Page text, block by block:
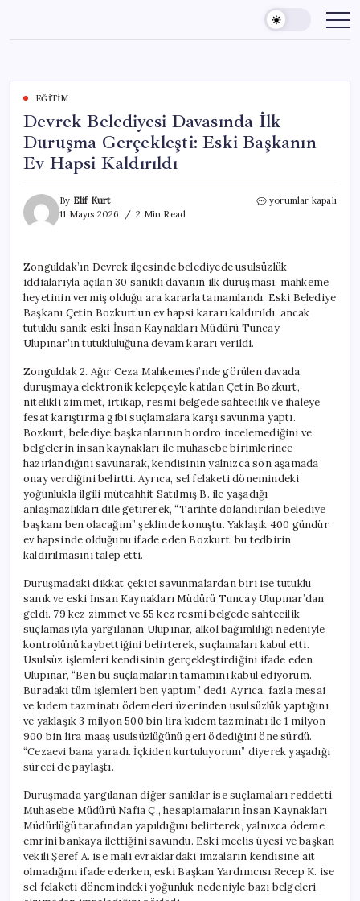
content
EĞITIM
Devrek Belediyesi Davasında İlk
Duruşma Gerçekleşti: Eski Başkanın
Ev Hapsi Kaldırıldı
By Elif Kurt
11 Mayıs 2026
2 Min Read
Devrek
Gerçekleşti:
Eski
Başkanın
Ev
Kaldırıldı
yorumlar kapalı
Zonguldak’ın Devrek ilçesinde belediyede usulsüzlük
iddialarıyla açılan 30 sanıklı davanın ilk duruşması, mahkeme
heyetinin vermiş olduğu ara kararla tamamlandı. Eski Belediye
Başkanı Çetin Bozkurt’un ev hapsi kararı kaldırıldı, ancak
tutuklu sanık eski İnsan Kaynakları Müdürü Tuncay
Ulupınar’ın tutukluluğuna devam kararı verildi.
Zonguldak 2. Ağır Ceza Mahkemesi’nde görülen davada,
duruşmaya elektronik kelepçeyle katılan Çetin Bozkurt,
nitelikli zimmet, irtikap, resmi belgede sahtecilik ve ihaleye
fesat karıştırma gibi suçlamalara karşı savunma yaptı.
Bozkurt, belediye başkanlarının bordro incelemediğini ve
belgelerin insan kaynakları ile muhasebe birimlerince
hazırlandığını savunarak, kendisinin yalnızca son aşamada
onay verdiğini belirtti. Ayrıca, sel felaketi dönemindeki
yoğunlukla ilgili müteahhit Satılmış B. ile yaşadığı
anlaşmazlıkları dile getirerek, “Tarihte dolandırılan belediye
başkanı ben olacağım” şeklinde konuştu. Yaklaşık 400 gündür
ev hapsinde olduğunu ifade eden Bozkurt, bu tedbirin
kaldırılmasını talep etti.
Duruşmadaki dikkat çekici savunmalardan biri ise tutuklu
sanık ve eski İnsan Kaynakları Müdürü Tuncay Ulupınar’dan
geldi. 79 kez zimmet ve 55 kez resmi belgede sahtecilik
suçlamasıyla yargılanan Ulupınar, alkol bağımlılığı nedeniyle
kontrolünü kaybettiğini belirterek, suçlamaları kabul etti.
Usulsüz işlemleri kendisinin gerçekleştirdiğini ifade eden
Ulupınar, “Ben bu suçlamaların tamamını kabul ediyorum.
Buradaki tüm işlemleri ben yaptım” dedi. Ayrıca, fazla mesai
ve kıdem tazminatı ödemeleri üzerinden usulsüzlük yaptığını
ve yaklaşık 3 milyon 500 bin lira kıdem tazminatı ile 1 milyon
900 bin lira maaş usulsüzlüğünü geri ödediğini öne sürdü.
“Cezaevi bana yaradı. İçkiden kurtuluyorum” diyerek yaşadığı
süreci de paylaştı.
Duruşmada yargılanan diğer sanıklar ise suçlamaları reddetti.
Muhasebe Müdürü Nafia Ç., hesaplamaların İnsan Kaynakları
Müdürlüğü tarafından yapıldığını belirterek, yalnızca ödeme
emrini bankaya ilettiğini savundu. Eski meclis üyesi ve başkan
vekili Şeref A. ise mali evraklardaki imzaların kendisine ait
olmadığını ifade ederken, eski Başkan Yardımcısı Recep K. ise
sel felaketi dönemindeki yoğunluk nedeniyle bazı belgeleri